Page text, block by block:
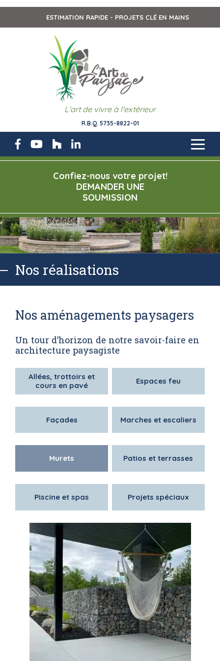
ESTIMATION RAPIDE - PROJETS CLÉ EN MAINS
L'art de vivre à l'extérieur
R.B.Q. 5735-8822-01
Confiez-nous votre projet!
DEMANDER UNE
SOUMISSION
Nos réalisations
Nos aménagements paysagers
Un tour d’horizon de notre savoir-faire en
architecture paysagiste
Allées, trottoirs et
cours en pavé
Espaces feu
Façades Marches et escaliers
Murets Patios et terrasses
Piscine et spas Projets spéciaux